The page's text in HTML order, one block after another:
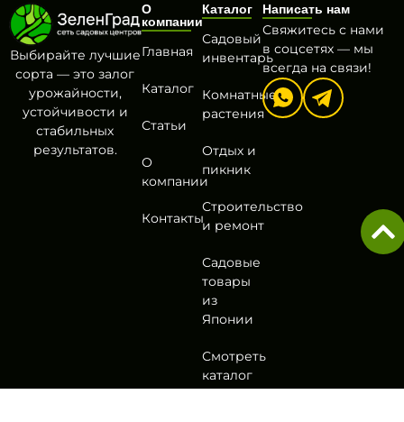
Выбирайте лучшие
сорта — это залог
урожайности,
устойчивости и
стабильных
результатов.
О
компании
Главная
Каталог
Статьи
О
компании
Контакты
Каталог
Садовый
инвентарь
Комнатные
растения
Отдых и
пикник
Строительство
и ремонт
Садовые
товары
из
Японии
Смотреть
каталог
Написать нам
Свяжитесь с нами
в соцсетях — мы
всегда на связи!